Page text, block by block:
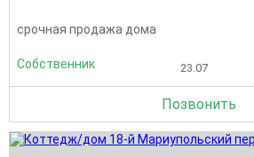
срочная продажа дома
Собственник 23.07
Позвонить